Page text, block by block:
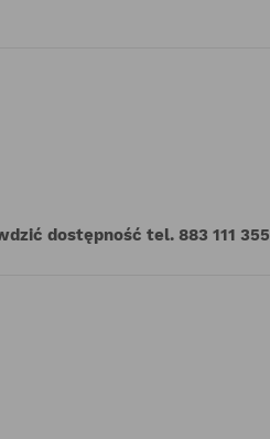
dostępność tel. 883 111 355